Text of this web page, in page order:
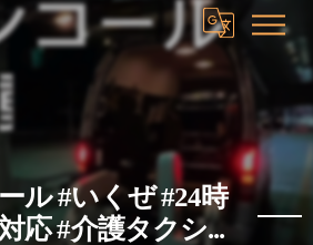
ル #いくぜ #24時
応 #介護タクシ...